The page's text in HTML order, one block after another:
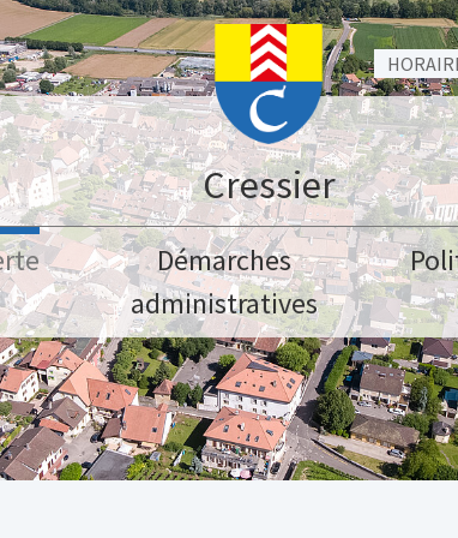
Cressier
Démarches
administratives